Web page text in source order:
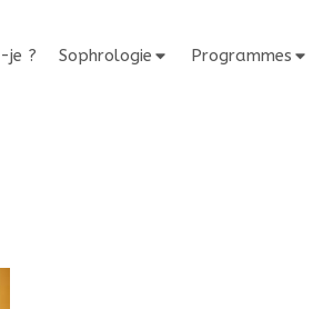
je ? Sophrologie Programmes